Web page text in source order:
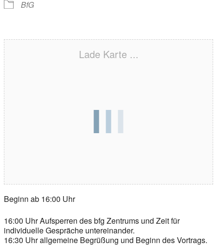
BfG
Lade Karte ...
Beginn ab 16:00 Uhr
16:00 Uhr Aufsperren des bfg Zentrums und Zeit für
individuelle Gespräche untereinander.
16:30 Uhr allgemeine Begrüßung und Beginn des Vortrags.